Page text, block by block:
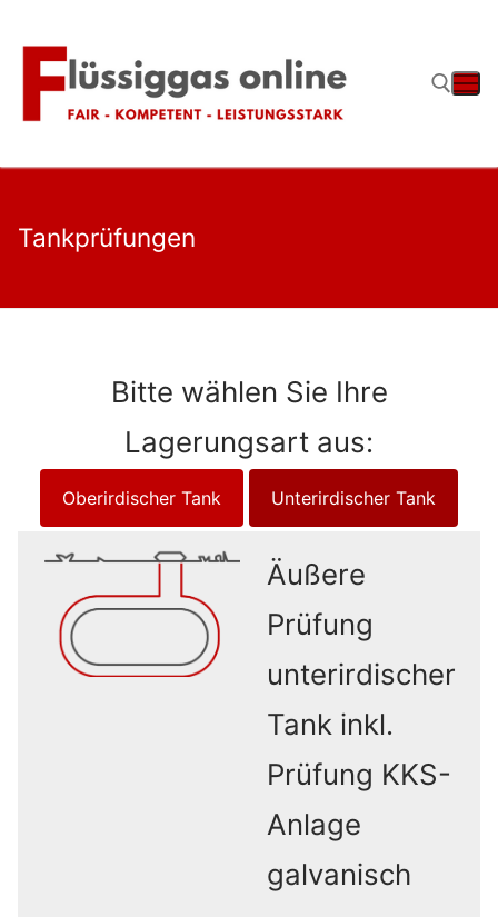
Inhalt
springen
Tankprüfungen
Bitte wählen Sie Ihre
Lagerungsart aus:
Oberirdischer Tank Unterirdischer Tank
Äußere
Prüfung
unterirdischer
Tank inkl.
Prüfung KKS-
Anlage
galvanisch